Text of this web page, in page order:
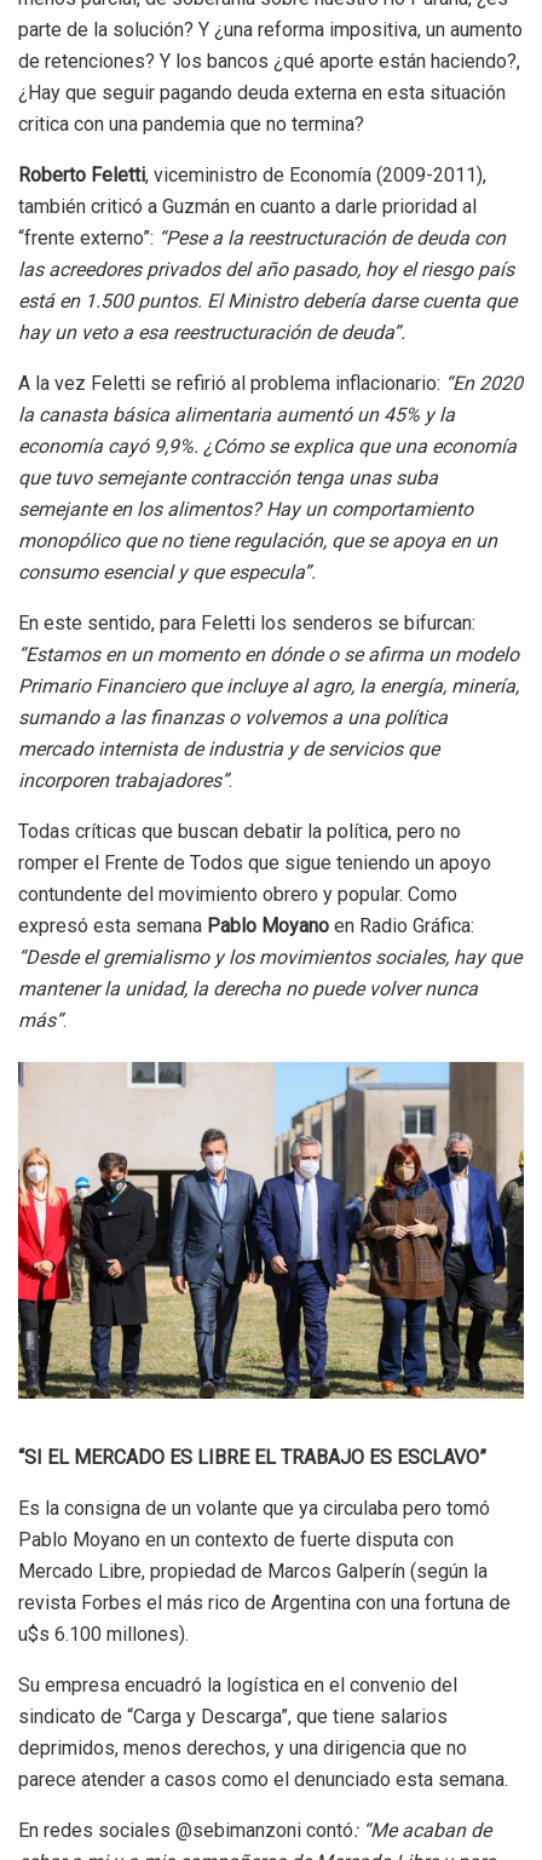
parte de la solución? Y ¿una reforma impositiva, un aumento
de retenciones? Y los bancos ¿qué aporte están haciendo?,
¿Hay que seguir pagando deuda externa en esta situación
critica con una pandemia que no termina?
Roberto Feletti, viceministro de Economía (2009-2011),
también criticó a Guzmán en cuanto a darle prioridad al
“frente externo”: “Pese a la reestructuración de deuda con
las acreedores privados del año pasado, hoy el riesgo país
está en 1.500 puntos. El Ministro debería darse cuenta que
hay un veto a esa reestructuración de deuda”.
A la vez Feletti se refirió al problema inflacionario: “En 2020
la canasta básica alimentaria aumentó un 45% y la
economía cayó 9,9%. ¿Cómo se explica que una economía
que tuvo semejante contracción tenga unas suba
semejante en los alimentos? Hay un comportamiento
monopólico que no tiene regulación, que se apoya en un
consumo esencial y que especula”.
En este sentido, para Feletti los senderos se bifurcan:
“Estamos en un momento en dónde o se afirma un modelo
Primario Financiero que incluye al agro, la energía, minería,
sumando a las finanzas o volvemos a una política
mercado internista de industria y de servicios que
incorporen trabajadores”.
Todas críticas que buscan debatir la política, pero no
romper el Frente de Todos que sigue teniendo un apoyo
contundente del movimiento obrero y popular. Como
expresó esta semana Pablo Moyano en Radio Gráfica:
“Desde el gremialismo y los movimientos sociales, hay que
mantener la unidad, la derecha no puede volver nunca
más”.
“SI EL MERCADO ES LIBRE EL TRABAJO ES ESCLAVO”
Es la consigna de un volante que ya circulaba pero tomó
Pablo Moyano en un contexto de fuerte disputa con
Mercado Libre, propiedad de Marcos Galperín (según la
revista Forbes el más rico de Argentina con una fortuna de
u$s 6.100 millones).
Su empresa encuadró la logística en el convenio del
sindicato de “Carga y Descarga”, que tiene salarios
deprimidos, menos derechos, y una dirigencia que no
parece atender a casos como el denunciado esta semana.
En redes sociales @sebimanzoni contó: “Me acaban de